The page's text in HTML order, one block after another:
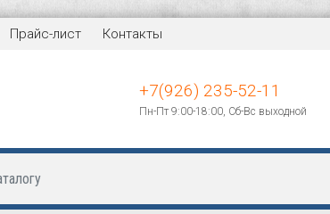
Прайс-лист Контакты
+7(926) 235-52-11
Пн-Пт 9:00-18:00, Сб-Вс выходной